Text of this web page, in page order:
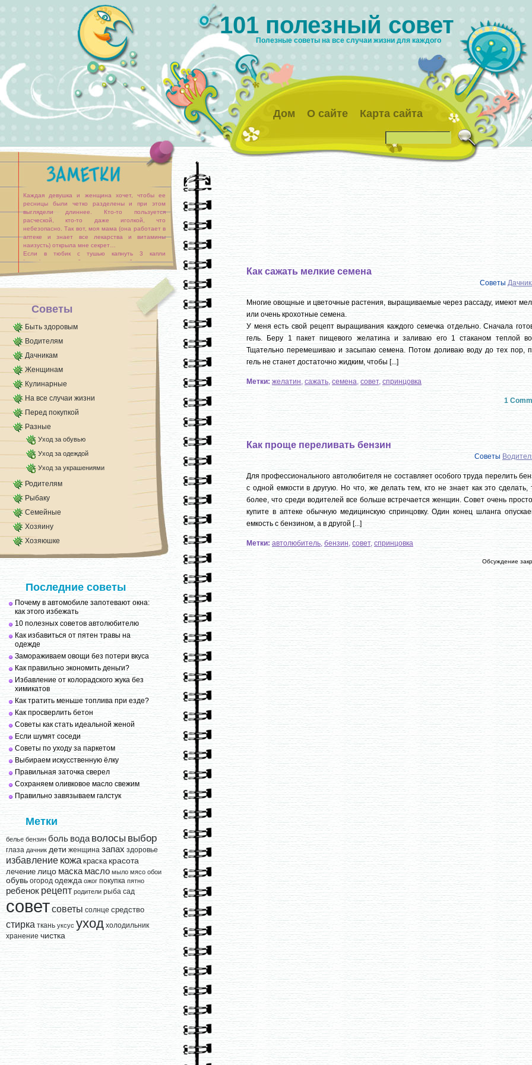
101 полезный совет
Полезные советы на все случаи жизни для каждого
Дом О сайте Карта сайта
Каждая девушка и женщина хочет, чтобы ее
ресницы были четко разделены и при этом
выглядели длиннее. Кто-то пользуется
расческой, кто-то даже иголкой, что
небезопасно. Так вот, моя мама (она работает в
аптеке и знает все лекарства и витамины
наизусть) открыла мне секрет…
Если в тюбик с тушью капнуть 3 капли
“сульфации-натрия”, то ресницы будут четко
разделены [...]
Советы
Быть здоровым
Водителям
Дачникам
Женщинам
Кулинарные
На все случаи жизни
Перед покупкой
Разные
Уход за обувью
Уход за одеждой
Уход за украшениями
Родителям
Рыбаку
Семейные
Хозяину
Хозяюшке
Последние советы
Почему в автомобиле запотевают окна:
как этого избежать
10 полезных советов автолюбителю
Как избавиться от пятен травы на
одежде
Замораживаем овощи без потери вкуса
Как правильно экономить деньги?
Избавление от колорадского жука без
химикатов
Как тратить меньше топлива при езде?
Как просверлить бетон
Советы как стать идеальной женой
Если шумят соседи
Советы по уходу за паркетом
Выбираем искусственную ёлку
Правильная заточка сверел
Сохраняем оливковое масло свежим
Правильно завязываем галстук
Метки
белье бензин боль вода волосы выбор
глаза дачник дети женщина запах здоровье
избавление кожа краска красота
лечение лицо маска масло мыло мясо обои
обувь огород одежда ожог покупка пятно
ребенок рецепт родители рыба сад
советсоветы солнце средство
стирка ткань уксус уход холодильник
хранение чистка
Как сажать мелкие семена
Советы
Многие овощные и цветочные растения, выращиваемые через рассаду, имеют
или очень крохотные семена.
У меня есть свой рецепт выращивания каждого семечка отдельно. Сначала
гель. Беру 1 пакет пищевого желатина и заливаю его 1 стаканом теплой
Тщательно перемешиваю и засыпаю семена. Потом доливаю воду до тех пор,
гель не станет достаточно жидким, чтобы [...]
Метки: желатин, сажать, семена, совет, спринцовка
1
Как проще переливать бензин
Советы
Для профессионального автолюбителя не составляет особого труда перелить
с одной емкости в другую. Но что, же делать тем, кто не знает как это сделать,
более, что среди водителей все больше встречается женщин. Совет очень
купите в аптеке обычную медицинскую спринцовку. Один конец шланга
емкость с бензином, а в другой [...]
Метки: автолюбитель, бензин, совет, спринцовка
Обсуждение